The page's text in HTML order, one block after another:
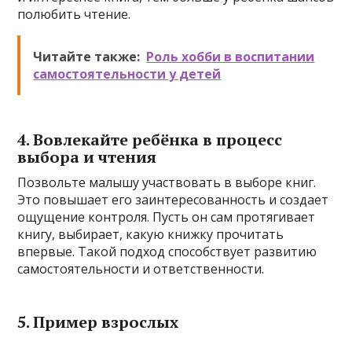
полюбить чтение.
Читайте также: Роль хобби в воспитании
самостоятельности у детей
4. Вовлекайте ребёнка в процесс
выбора и чтения
Позвольте малышу участвовать в выборе книг.
Это повышает его заинтересованность и создает
ощущение контроля. Пусть он сам протягивает
книгу, выбирает, какую книжку прочитать
впервые. Такой подход способствует развитию
самостоятельности и ответственности.
5. Пример взрослых